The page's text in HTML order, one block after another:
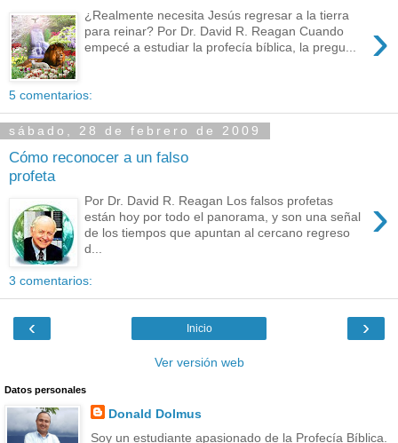
›
¿Realmente necesita Jesús regresar a la tierra
para reinar? Por Dr. David R. Reagan Cuando
empecé a estudiar la profecía bíblica, la pregu...
5 comentarios:
sábado, 28 de febrero de 2009
Cómo reconocer a un falso
profeta
›
Por Dr. David R. Reagan Los falsos profetas
están hoy por todo el panorama, y son una señal
de los tiempos que apuntan al cercano regreso
d...
3 comentarios:
‹ ›
Inicio
Ver versión web
Datos personales
Donald Dolmus
Soy un estudiante apasionado de la Profecía Bíblica.